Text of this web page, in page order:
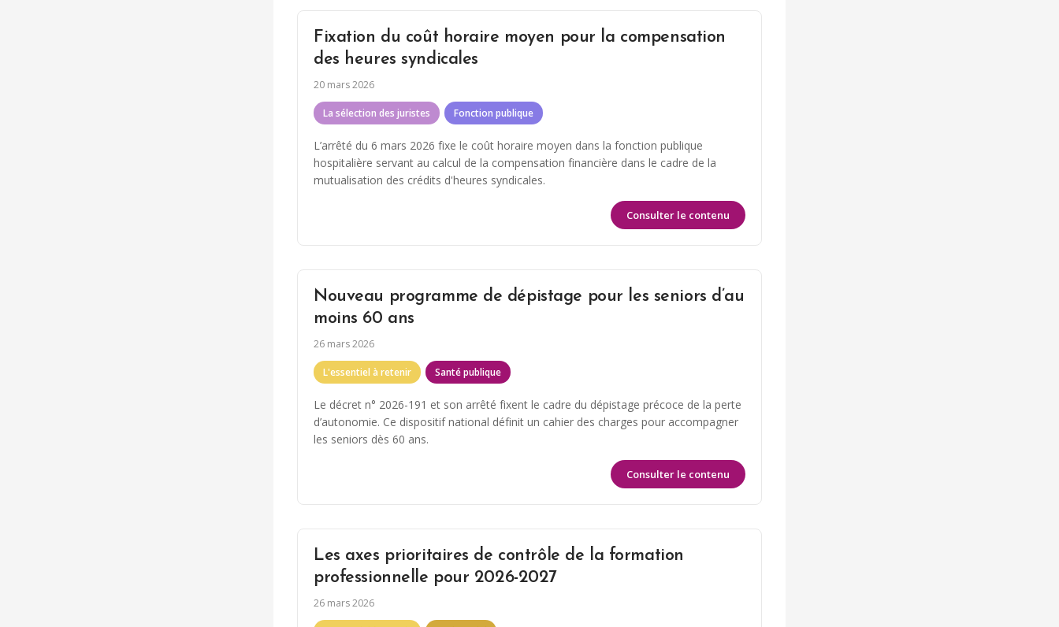
Fixation du coût horaire moyen pour la compensation
des heures syndicales
20 mars 2026
La sélection des juristes Fonction publique
L’arrêté du 6 mars 2026 fixe le coût horaire moyen dans la fonction publique
hospitalière servant au calcul de la compensation financière dans le cadre de la
mutualisation des crédits d'heures syndicales.
Consulter le contenu
Nouveau programme de dépistage pour les seniors d’au
moins 60 ans
26 mars 2026
L'essentiel à retenir Santé publique
Le décret n° 2026-191 et son arrêté fixent le cadre du dépistage précoce de la perte
d’autonomie. Ce dispositif national définit un cahier des charges pour accompagner
les seniors dès 60 ans.
Consulter le contenu
Les axes prioritaires de contrôle de la formation
professionnelle pour 2026-2027
26 mars 2026